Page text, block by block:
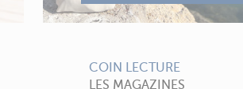
COIN LECTURE
LES MAGAZINES